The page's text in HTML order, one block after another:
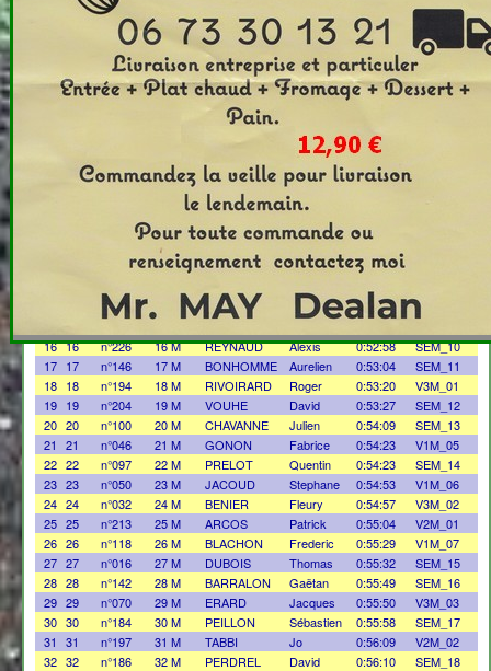
Clt Doss. Clt Sx Nom Prenom Temps Clt_Cat
n°065 1 M DERAIL Florent 0:45:44
SEM_01
n°112 2 M BONNEFOY Cédric 0:46:42
SEM_02
3 n°119 3 M DEBROUCKERGuillaume 0:47:05
SEM_03
RICHARD
VALOUR
Matthieu 0:48:50
n°099 7 M BOULARD Clément 0:50:11
n°224 8 M PICHON Olivier 0:50:23
FAURE Christophe
10 M CHANGEAT Bruno 0:51:07
11 M
n°216 12 M WARTEL Nicolas 0:51:31
0:51:48
n°217 GESSEN Mathieu 0:51:58
SEM_08
16 16 n°226 16 M REYNAUD Alexis 0:52:58
SEM_10
17 17 n°146 17 M BONHOMME Aurelien 0:53:04
SEM_11
18 18 n°194 18 M RIVOIRARD Roger 0:53:20
V3M_01
19 19 n°204 19 M VOUHE David 0:53:27
SEM_12
20 20 n°100 20 M CHAVANNE Julien 0:54:09
SEM_13
21
21 n°046 21 M GONON Fabrice 0:54:23
V1M_05
22 22 n°097 22 M PRELOT Quentin 0:54:23
SEM_14
23 23 n°050 23 M JACOUD Stephane 0:54:53
V1M_06
24 24 n°032 24 M BENIER Fleury 0:54:57
V3M_02
25 25 n°213 25 M ARCOS Patrick 0:55:04
V2M_01
26 26 n°118 26 M BLACHON Frederic 0:55:29
V1M_07
27 27 n°016 27 M DUBOIS Thomas 0:55:32
SEM_15
28 28 n°142 28 M BARRALON Gaëtan 0:55:49
SEM_16
29 29 n°070 29 M ERARD Jacques 0:55:50
V3M_03
30 30 n°184 30 M PEILLON Sébastien 0:55:58
SEM_17
31
31 n°197 31 M TABBI Jo 0:56:09
V2M_02
32 32 n°186 32 M PERDREL David 0:56:10
SEM_18